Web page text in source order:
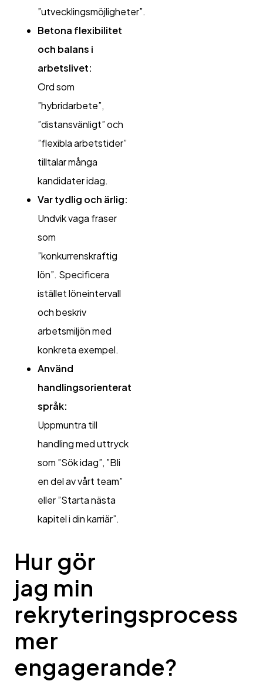
”utvecklingsmöjligheter”.
Betona flexibilitet
och balans i
arbetslivet:
Ord som
”hybridarbete”,
”distansvänligt” och
”flexibla arbetstider”
tilltalar många
kandidater idag.
Var tydlig och ärlig:
Undvik vaga fraser
som
”konkurrenskraftig
lön”. Specificera
istället löneintervall
och beskriv
arbetsmiljön med
konkreta exempel.
Använd
handlingsorienterat
språk:
Uppmuntra till
handling med uttryck
som ”Sök idag”, ”Bli
en del av vårt team”
eller ”Starta nästa
kapitel i din karriär”.
Hur gör
jag min
rekryteringsprocess
mer
engagerande?